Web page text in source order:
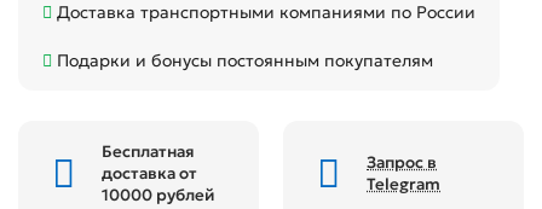
Доставка транспортными компаниями по России
Подарки и бонусы постоянным покупателям
Бесплатная
доставка от
10000 рублей
Запрос в
Telegram